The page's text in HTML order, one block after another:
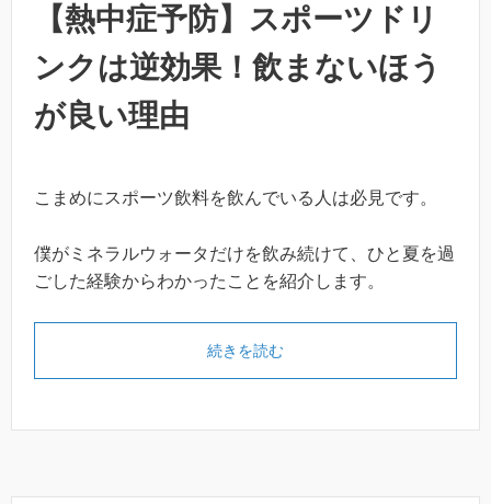
【熱中症予防】スポーツドリ
ンクは逆効果！飲まないほう
が良い理由
こまめにスポーツ飲料を飲んでいる人は必見です。
僕がミネラルウォータだけを飲み続けて、ひと夏を過
ごした経験からわかったことを紹介します。
続きを読む